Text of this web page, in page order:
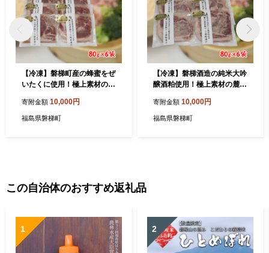
【冷凍】磐梯町産の蜂蜜をぜ
いたくに使用！極上素材の麓
け（化学調味料無添加）
寄附金額 10,000円
福島県磐梯町
【冷凍】磐梯酒造の純米大吟
醸酒粕使用！極上素材の麓山
学調味料無添加）
寄附金額 10,000円
福島県磐梯町
この自治体のおすすめ返礼品
1 2